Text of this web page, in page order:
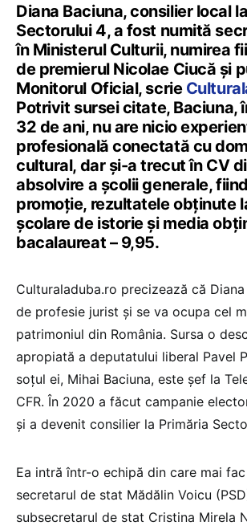
Diana Baciuna, consilier local
Sectorului 4, a fost numită
în Ministerul Culturii, numirea
de premierul Nicolae Ciucă și
Monitorul Oficial, scrie
Potrivit sursei citate, Baciuna,
32 de ani, nu are nicio
profesională conectată cu
cultural, dar și-a trecut în CV
absolvire a școlii generale,
promoție, rezultatele obținute
școlare de istorie și media
bacalaureat – 9,95.
Culturaladuba.ro precizează că
de profesie jurist și se va ocupa cel
patrimoniul din România. Sursa o
apropiată a deputatului liberal Pavel
soțul ei, Mihai Baciuna, este șef la
CFR. În 2020 a făcut campanie
și a devenit consilier la Primăria
Ea intră într-o echipă din care mai
secretarul de stat Mădălin Voicu
subsecretarul de stat Cristina Mirela